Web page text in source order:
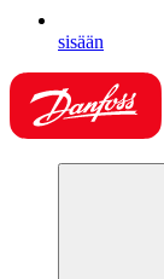
sisään